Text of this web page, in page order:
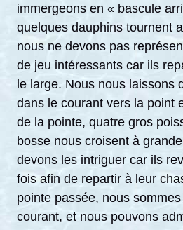
immergeons en « bascule
quelques dauphins tournent
nous ne devons pas
de jeu intéressants car ils
le large. Nous nous laissons
dans le courant vers la point
de la pointe, quatre gros
bosse nous croisent à
devons les intriguer car ils
fois afin de repartir à leur
pointe passée, nous
courant, et nous pouvons